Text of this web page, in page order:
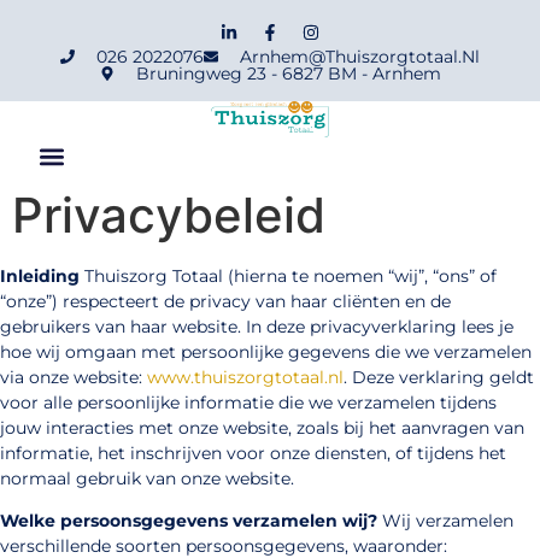
026 2022076 Arnhem@thuiszorgtotaal.nl
Bruningweg 23 - 6827 BM - Arnhem
Privacybeleid
Inleiding Thuiszorg Totaal (hierna te noemen “wij”, “ons” of
“onze”) respecteert de privacy van haar cliënten en de
gebruikers van haar website. In deze privacyverklaring lees je
hoe wij omgaan met persoonlijke gegevens die we verzamelen
via onze website: www.thuiszorgtotaal.nl. Deze verklaring geldt
voor alle persoonlijke informatie die we verzamelen tijdens
jouw interacties met onze website, zoals bij het aanvragen van
informatie, het inschrijven voor onze diensten, of tijdens het
normaal gebruik van onze website.
Welke persoonsgegevens verzamelen wij? Wij verzamelen
verschillende soorten persoonsgegevens, waaronder: